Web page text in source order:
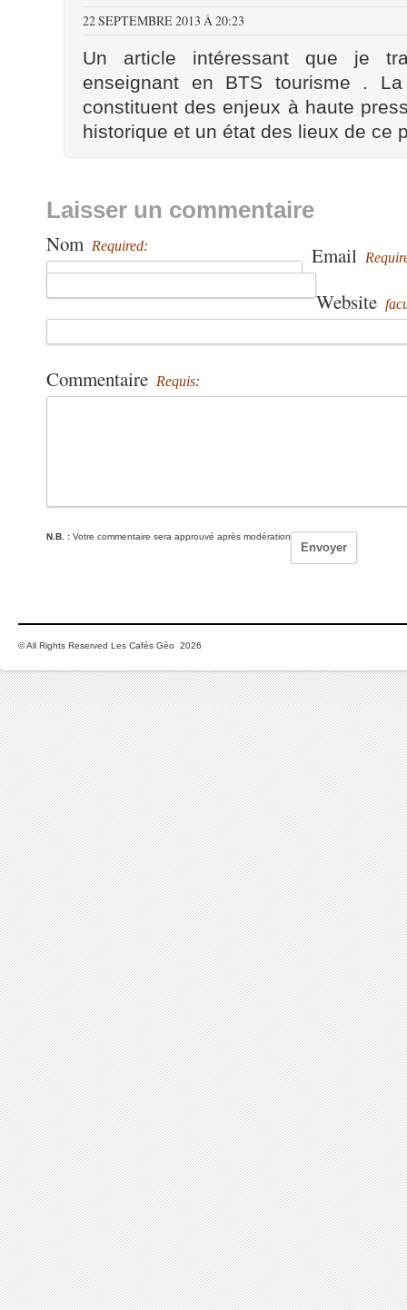
22 SEPTEMBRE 2013 À 20:23
Un article intéressant que je
enseignant en BTS tourisme .
constituent des enjeux à haute
historique et un état des lieux de ce
Laisser un commentaire
Nom Required: Email
Website
Commentaire Requis:
N.B. : Votre commentaire sera approuvé après modération
© All Rights Reserved Les Cafés Géo 2026